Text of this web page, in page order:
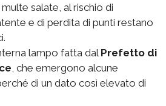
salate, al rischio di
e di perdita di punti restano
lampo fatta dal Prefetto di
, che emergono alcune
di un dato così elevato di